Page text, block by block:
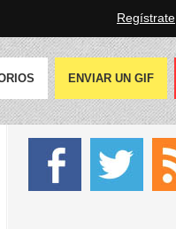
Regístrate
ENVIAR UN GIF